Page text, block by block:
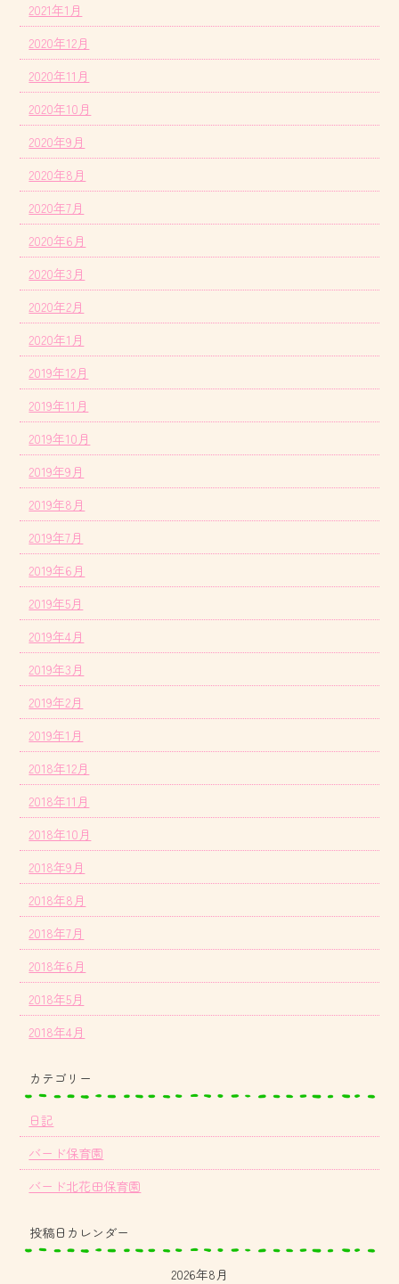
2021年1月
2020年12月
2020年11月
2020年10月
2020年9月
2020年8月
2020年7月
2020年6月
2020年3月
2020年2月
2020年1月
2019年12月
2019年11月
2019年10月
2019年9月
2019年8月
2019年7月
2019年6月
2019年5月
2019年4月
2019年3月
2019年2月
2019年1月
2018年12月
2018年11月
2018年10月
2018年9月
2018年8月
2018年7月
2018年6月
2018年5月
2018年4月
カテゴリー
日記
バード保育園
バード北花田保育園
投稿日カレンダー
2026年8月